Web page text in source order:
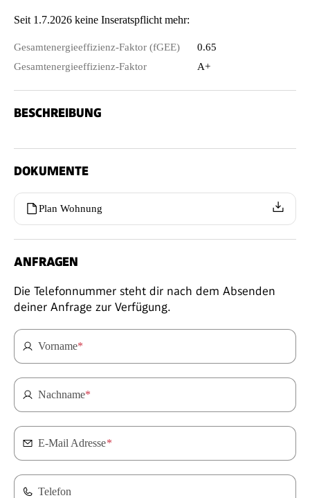
Seit 1.7.2026 keine Inseratspflicht mehr:
Gesamtenergieeffizienz-Faktor (fGEE)
0.65
Gesamtenergieeffizienz-Faktor
A+
BESCHREIBUNG
DOKUMENTE
Plan Wohnung
ANFRAGEN
Die Telefonnummer steht dir nach dem Absenden
deiner Anfrage zur Verfügung.
Vorname*
Nachname*
E-Mail Adresse*
Telefon